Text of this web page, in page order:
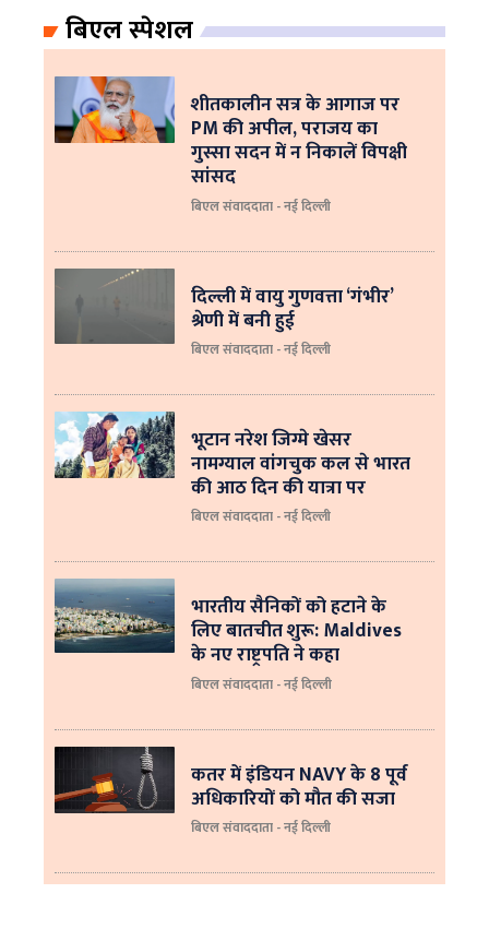
बिएल स्पेशल
शीतकालीन सत्र के आगाज पर
PM की अपील, पराजय का
गुस्सा सदन में न निकालें विपक्षी
सांसद
बिएल संवाददाता - नई दिल्ली
दिल्ली में वायु गुणवत्ता ‘गंभीर’
श्रेणी में बनी हुई
बिएल संवाददाता - नई दिल्ली
भूटान नरेश जिग्मे खेसर
नामग्याल वांगचुक कल से भारत
की आठ दिन की यात्रा पर
बिएल संवाददाता - नई दिल्ली
भारतीय सैनिकों को हटाने के
लिए बातचीत शुरू: Maldives
के नए राष्ट्रपति ने कहा
बिएल संवाददाता - नई दिल्‍ली
कतर में इंडियन NAVY के 8 पूर्व
अधिकारियों को मौत की सजा
बिएल संवाददाता - नई दिल्ली